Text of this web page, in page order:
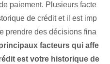
paiement. Plusieurs facte
de crédit et il est imp
prendre des décisions fina
principaux facteurs qui affe
est votre historique de